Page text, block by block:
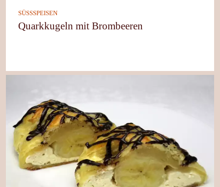
SÜSSSPEISEN
Quarkkugeln mit Brombeeren